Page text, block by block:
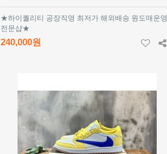
★하이퀄리티 공장직영 최저가 해외배송 원도매운영
전문샵★
240,000원